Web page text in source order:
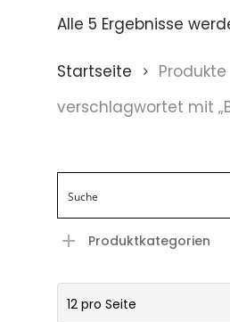
Alle 5 Ergebnisse
Startseite
Produkte
verschlagwortet mit
Produktkategorien
12 pro Seite